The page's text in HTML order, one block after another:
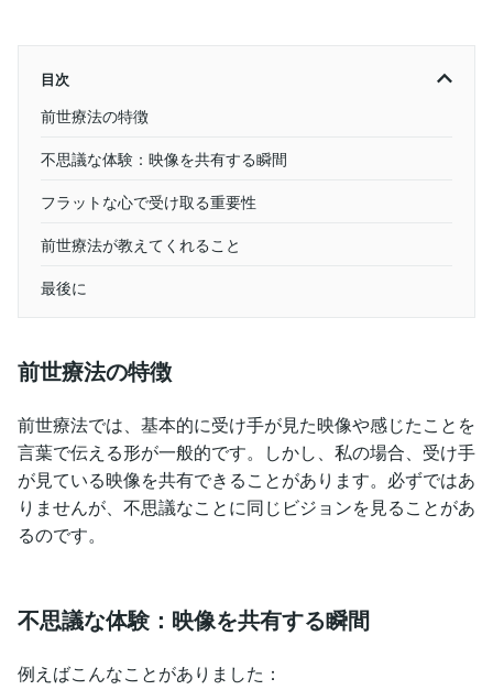
目次
前世療法の特徴
不思議な体験：映像を共有する瞬間
フラットな心で受け取る重要性
前世療法が教えてくれること
最後に
前世療法の特徴
前世療法では、基本的に受け手が見た映像や感じたことを
言葉で伝える形が一般的です。しかし、私の場合、受け手
が見ている映像を共有できることがあります。必ずではあ
りませんが、不思議なことに同じビジョンを見ることがあ
るのです。
不思議な体験：映像を共有する瞬間
例えばこんなことがありました：